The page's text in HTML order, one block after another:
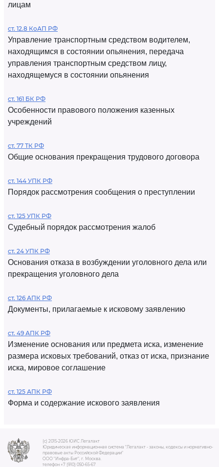
лицам
ст. 12.8 КоАП РФ
Управление транспортным средством водителем,
находящимся в состоянии опьянения, передача
управления транспортным средством лицу,
находящемуся в состоянии опьянения
ст. 161 БК РФ
Особенности правового положения казенных
учреждений
ст. 77 ТК РФ
Общие основания прекращения трудового договора
ст. 144 УПК РФ
Порядок рассмотрения сообщения о преступлении
ст. 125 УПК РФ
Судебный порядок рассмотрения жалоб
ст. 24 УПК РФ
Основания отказа в возбуждении уголовного дела или
прекращения уголовного дела
ст. 126 АПК РФ
Документы, прилагаемые к исковому заявлению
ст. 49 АПК РФ
Изменение основания или предмета иска, изменение
размера исковых требований, отказ от иска, признание
иска, мировое соглашение
ст. 125 АПК РФ
Форма и содержание искового заявления
(c) 2015-2026 ЮИС Легалакт
Юридическая информационная система "Легалакт - законы, кодексы и нормативно-
правовые акты Российской Федерации"
ООО "Инфра-Бит", г. Москва.
телефон +7 (910) 050-65-67